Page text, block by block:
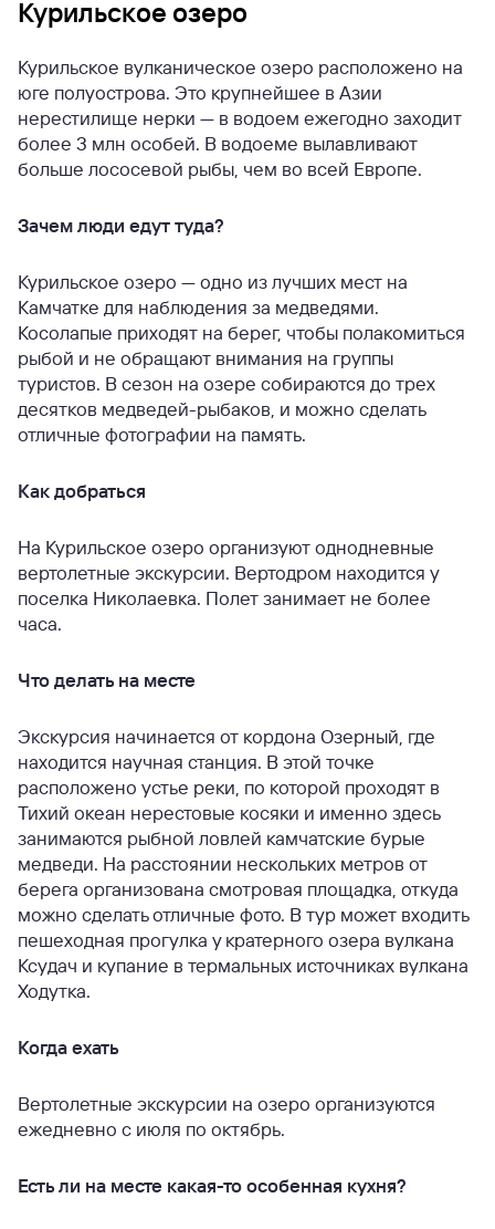
Курильское озеро
Курильское вулканическое озеро расположено на
юге полуострова. Это крупнейшее в Азии
нерестилище нерки — в водоем ежегодно заходит
более 3 млн особей. В водоеме вылавливают
больше лососевой рыбы, чем во всей Европе.
Зачем люди едут туда?
Курильское озеро — одно из лучших мест на
Камчатке для наблюдения за медведями.
Косолапые приходят на берег, чтобы полакомиться
рыбой и не обращают внимания на группы
туристов. В сезон на озере собираются до трех
десятков медведей-рыбаков, и можно сделать
отличные фотографии на память.
Как добраться
На Курильское озеро организуют однодневные
вертолетные экскурсии. Вертодром находится у
поселка Николаевка. Полет занимает не более
часа.
Что делать на месте
Экскурсия начинается от кордона Озерный, где
находится научная станция. В этой точке
расположено устье реки, по которой проходят в
Тихий океан нерестовые косяки и именно здесь
занимаются рыбной ловлей камчатские бурые
медведи. На расстоянии нескольких метров от
берега организована смотровая площадка, откуда
можно сделать отличные фото. В тур может входить
пешеходная прогулка у кратерного озера вулкана
Ксудач и купание в термальных источниках вулкана
Ходутка.
Когда ехать
Вертолетные экскурсии на озеро организуются
ежедневно с июля по октябрь.
Есть ли на месте какая-то особенная кухня?